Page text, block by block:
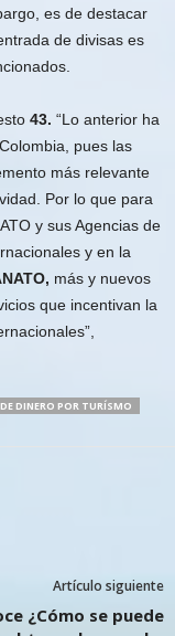
es de destacar
de divisas es
43. “Lo anterior ha
pues las
más relevante
Por lo que para
y sus Agencias de
y en la
más y nuevos
que incentivan la
DINERO POR TURÍSMO
Artículo siguiente
¿Cómo se puede